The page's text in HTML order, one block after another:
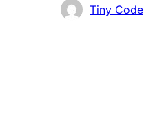
شراکتTiny Code